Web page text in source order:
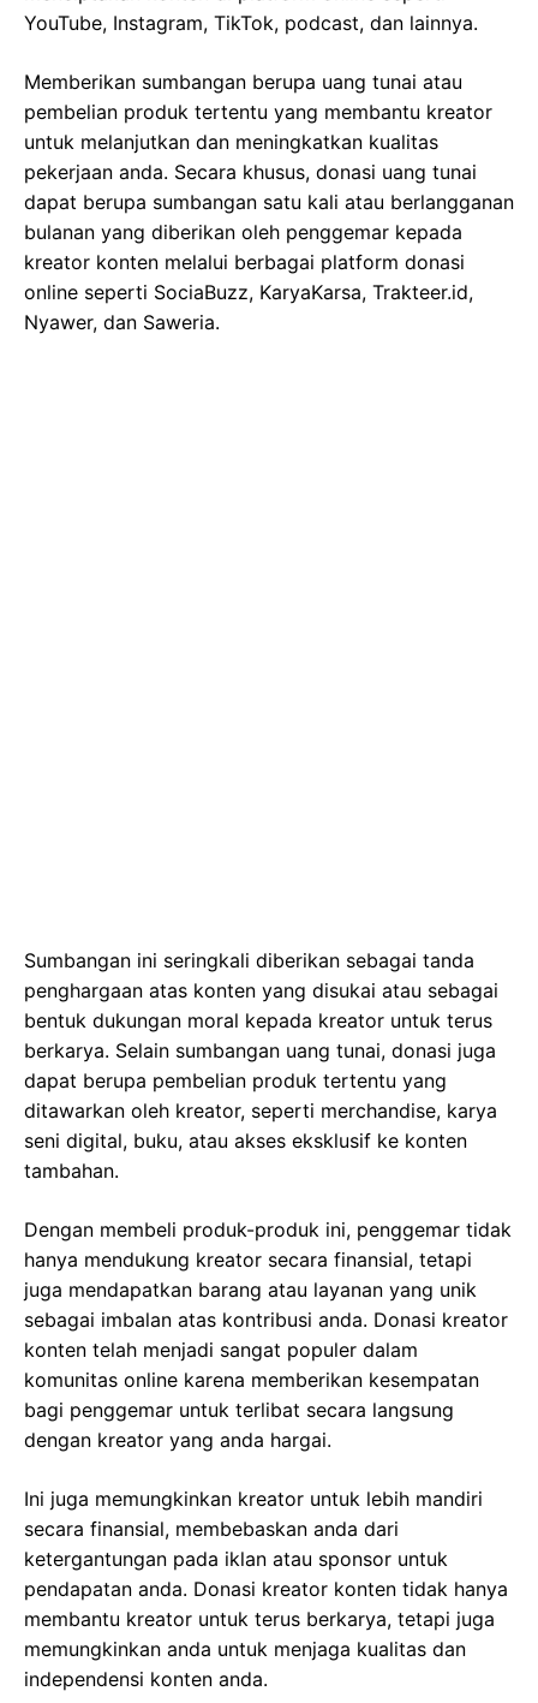
YouTube, Instagram, TikTok, podcast, dan lainnya.
Memberikan sumbangan berupa uang tunai atau
pembelian produk tertentu yang membantu kreator
untuk melanjutkan dan meningkatkan kualitas
pekerjaan anda. Secara khusus, donasi uang tunai
dapat berupa sumbangan satu kali atau berlangganan
bulanan yang diberikan oleh penggemar kepada
kreator konten melalui berbagai platform donasi
online seperti SociaBuzz, KaryaKarsa, Trakteer.id,
Nyawer, dan Saweria.
Sumbangan ini seringkali diberikan sebagai tanda
penghargaan atas konten yang disukai atau sebagai
bentuk dukungan moral kepada kreator untuk terus
berkarya. Selain sumbangan uang tunai, donasi juga
dapat berupa pembelian produk tertentu yang
ditawarkan oleh kreator, seperti merchandise, karya
seni digital, buku, atau akses eksklusif ke konten
tambahan.
Dengan membeli produk-produk ini, penggemar tidak
hanya mendukung kreator secara finansial, tetapi
juga mendapatkan barang atau layanan yang unik
sebagai imbalan atas kontribusi anda. Donasi kreator
konten telah menjadi sangat populer dalam
komunitas online karena memberikan kesempatan
bagi penggemar untuk terlibat secara langsung
dengan kreator yang anda hargai.
Ini juga memungkinkan kreator untuk lebih mandiri
secara finansial, membebaskan anda dari
ketergantungan pada iklan atau sponsor untuk
pendapatan anda. Donasi kreator konten tidak hanya
membantu kreator untuk terus berkarya, tetapi juga
memungkinkan anda untuk menjaga kualitas dan
independensi konten anda.